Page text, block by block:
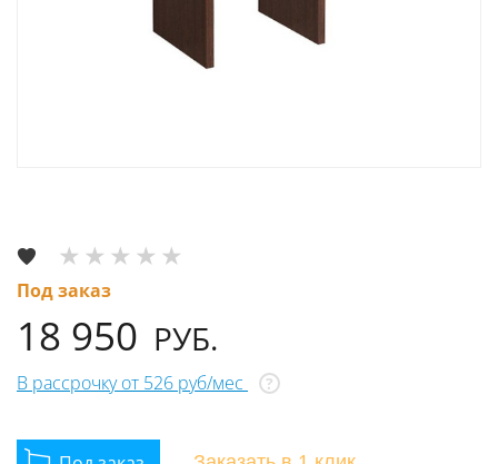
Под заказ
18 950 РУБ.
В рассрочку от 526 руб/мес ?